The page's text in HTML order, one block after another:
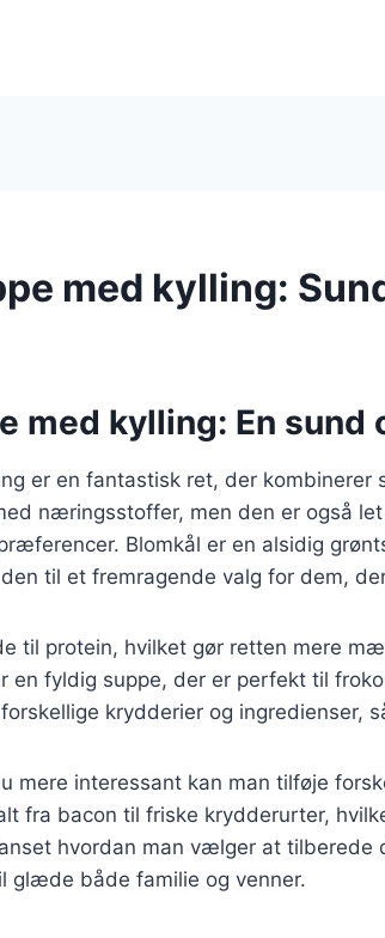
med kylling:
med kylling: En
er en fantastisk ret, der kombinerer
næringsstoffer, men den er også
Blomkål er en alsidig
til et fremragende valg for dem,
til protein, hvilket gør retten mere
en fyldig suppe, der er perfekt til
krydderier og ingredienser,
mere interessant kan man tilføje
fra bacon til friske krydderurter,
hvordan man vælger at tilberede
glæde både familie og venner.